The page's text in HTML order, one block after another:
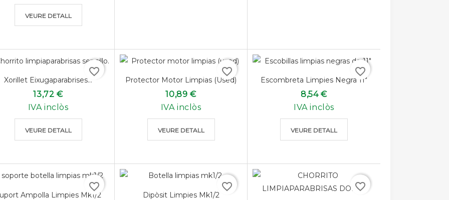
VEURE DETALL
Xorillet Eixugaparabrises...
13,72 €
IVA inclòs
VEURE DETALL
favorite_border
Protector Motor Limpias (used)
10,89 €
IVA inclòs
VEURE DETALL
favorite_border
Escombreta Limpies Negra 11"
8,54 €
IVA inclòs
VEURE DETALL
favorite_border
Ampolla Limpies Mk1/2
favorite_border
Dipòsit Limpies Mk1/2
favorite_border favorite_border